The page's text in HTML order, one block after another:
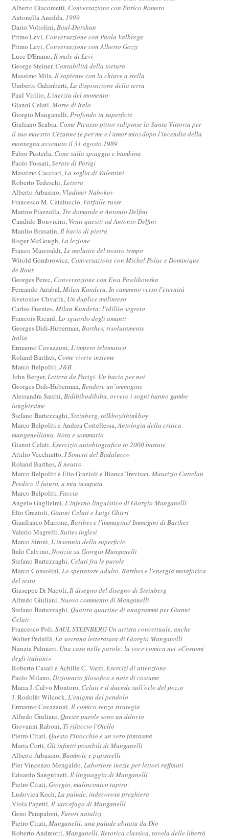
Alberto Giacometti, Conversazione con Enrico Romero
Antonella Anedda, 1999
Dario Voltolini,Baal-Darshan
Primo Levi, Conversazione con Paola Valbrega
Primo Levi, Conversazione con Alberto Gozzi
Luce D'Eramo,Il male di Levi
George Steiner, Contabilità della tortura
Massimo Mila,Il sapiente con la chiave a stella
Umberto Galimberti,La disposizione della terra
Paul Virilio,L'inerzia del momento
Gianni Celati,Morte di Italo
Giorgio Manganelli,Profondo in superficie
Giuliano Scabia, Come Picasso pittor ridipinse la Santa Vittoria per
il suo maestro Cézanne (e per me e l'amor mio) dopo l'incendio della
montagna avvenuto il 31 agosto 1989
Fabio Pusterla, Cane sulla spiaggia e bambina
Paolo Fossati,Serate di Parigi
Massimo Cacciari,La soglia di Valentini
Roberto Tedeschi,Lettera
Alberto Arbasino, Vladimir Nabokov
Francesco M. Cataluccio,Farfalle russe
Marino Piazzolla, Tre domande a Antonio Delfini
Candido Bonvicini, Venti quesiti ad Antonio Delfini
Manlio Brusatin,Il bacio di pietra
Roger McGough,La lezione
Franco Marcoaldi,Le malattie del nostro tempo
Witold Gombrowicz, Conversazione con Michel Polac e Dominique
de Roux
Georges Perec, Conversazione con Ewa Pawlikowska
Fernando Arrabal,Milan Kundera. In cammino verso l'eternità
Kvetoslav Chvatìk, Un duplice malinteso
Carlos Fuentes,Milan Kundera: l'idillio segreto
Francois Ricard,Lo sguardo degli amanti
Georges Didi-Huberman,Barthes, risolutamente
Italia
Ermanno Cavazzoni,L'impero telematico
Roland Barthes, Come vivere insieme
Marco Belpoliti,J&B
John Berger,Lettera da Parigi. Un bacio per noi
Georges Didi-Huberman,Rendere un’immagine
Alessandra Sarchi,Bidibibodibibu, ovvero i sogni hanno gambe
lunghissime
Stefano Bartezzaghi,Steinberg, talkboy/thinkboy
Marco Belpoliti e Andrea Cortellessa,Antologia della critica
manganelliana. Nota e sommario
Gianni Celati,Esercizio autobiografico in 2000 battute
Attilio Vecchiatto,I Sonetti del Badalucco
Roland Barthes,Il neutro
Marco Belpoliti e Elio Grazioli e Bianca Trevisan,Maurizio Cattelan.
Predico il futuro, a mia insaputa
Marco Belpoliti,Faccia
Angelo Guglielmi,L'inferno linguistico di Giorgio Manganelli
Elio Grazioli,Gianni Celati e Luigi Ghirri
Gianfranco Marrone,Barthes e l'immagine/ Immagini di Barthes
Valerio Magrelli,Suites inglesi
Marco Sironi,L'insonnia della superficie
Italo Calvino,Notizia su Giorgio Manganelli
Stefano Bartezzaghi, Celati fra le parole
Marco Consolini,Lo spettatore adulto. Barthes e l'energia metaforica
del testo
Giuseppe Di Napoli,Il disegno del disegno di Steinberg
Alfredo Giuliani,Nuovo commento di Manganelli
Stefano Bartezzaghi,Quattro quartine di anagrammi per Gianni
Celati
Francesco Poli,SAUL STEINBERG Un artista concettuale, anche
Walter Pedullà,La sovrana letteratura di Giorgio Manganelli
Nunzia Palmieri, Una casa nelle parole: la voce comica nei «Costumi
degli italiani»
Roberto Casati e Achille C. Varzi,Esercizi di attenzione
Paolo Milano,Dizionario filosofico e note di costume
Maria J. Calvo Montoro, Celati e il duende sull’orlo del pozzo
J. Rodolfo Wilcock,L'enigma del pendolo
Ermanno Cavazzoni,Il comico senza strategia
Alfredo Giuliani,Queste parole sono un diluvio
Giovanni Raboni, Ti rifaccio l'Otello
Pietro Citati,Questo Pinocchio è un vero fantasma
Maria Corti,Gli infiniti possibili di Manganelli
Alberto Arbasino,Bambole e pipistrelli
Pier Vincenzo Mengaldo,Laboriose inezie per lettori raffinati
Edoardo Sanguineti,Il linguaggio di Manganelli
Pietro Citati,Giorgio, malinconico tapiro
Ludovica Koch,La palude, indecorosa preghiera
Viola Papetti,Il sarcofago di Manganelli
Geno Pampaloni,Furori natalizi
Pietro Citati,Manganelli: una palude abitata da Dio
Roberto Andreotti,Manganelli. Retorica classica, tavola delle libertà